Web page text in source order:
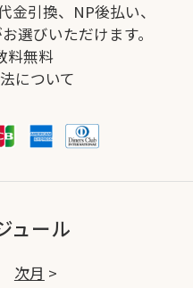
金引換、NP後払い、
選びいただけます。
料無料
について
ュール
次月